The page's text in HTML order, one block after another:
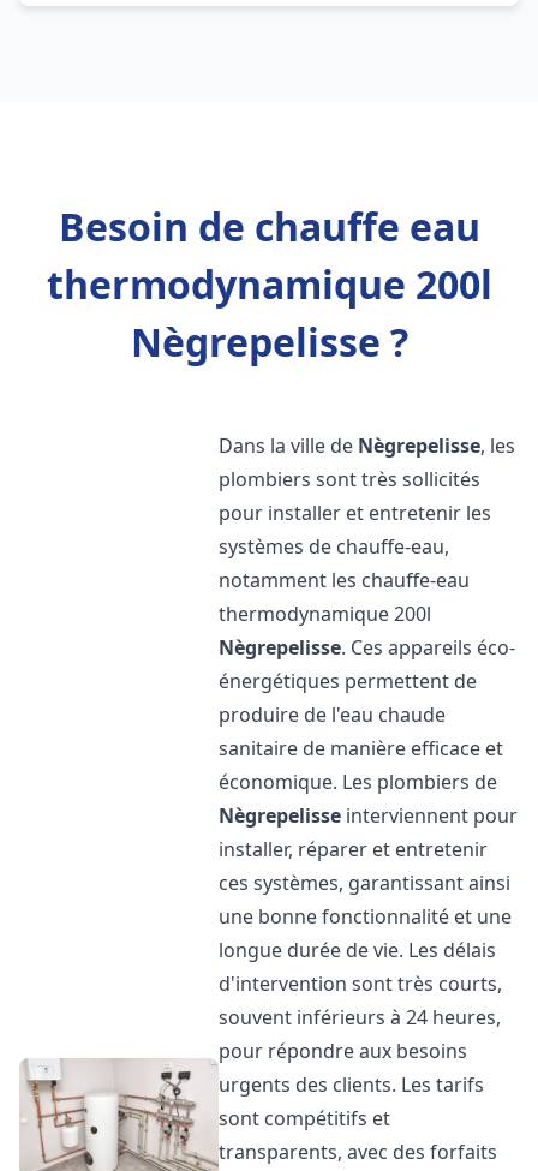
Besoin de chauffe eau
thermodynamique 200l
Nègrepelisse ?
Dans la ville de Nègrepelisse, les
plombiers sont très sollicités
pour installer et entretenir les
systèmes de chauffe-eau,
notamment les chauffe-eau
thermodynamique 200l
Nègrepelisse. Ces appareils éco-
énergétiques permettent de
produire de l'eau chaude
sanitaire de manière efficace et
économique. Les plombiers de
Nègrepelisse interviennent pour
installer, réparer et entretenir
ces systèmes, garantissant ainsi
une bonne fonctionnalité et une
longue durée de vie. Les délais
d'intervention sont très courts,
souvent inférieurs à 24 heures,
pour répondre aux besoins
urgents des clients. Les tarifs
sont compétitifs et
transparents, avec des forfaits